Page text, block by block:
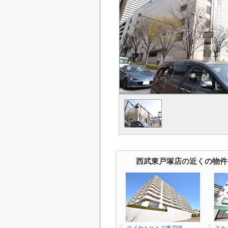
西武東戸塚店の近くの物件